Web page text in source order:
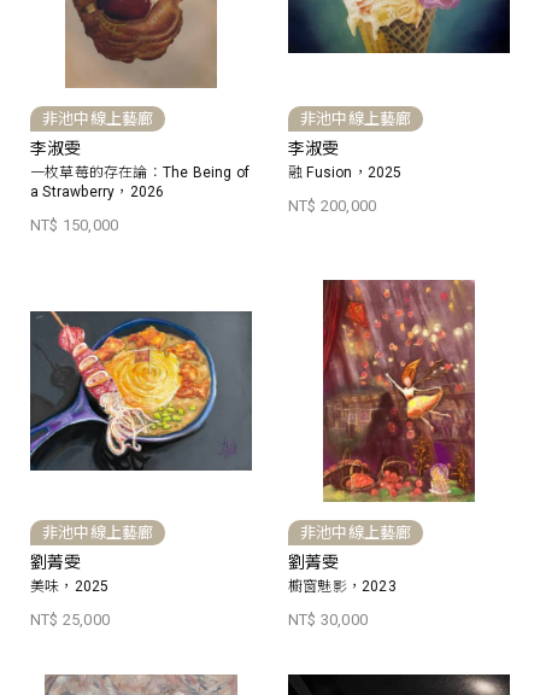
非池中線上藝廊
李淑雯
一枚草莓的存在論：The Being of
a Strawberry，2026
NT$ 150,000
非池中線上藝廊
李淑雯
融 Fusion，2025
NT$ 200,000
非池中線上藝廊
劉菁雯
美味，2025
NT$ 25,000
非池中線上藝廊
劉菁雯
櫥窗魅影，2023
NT$ 30,000